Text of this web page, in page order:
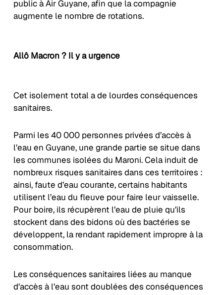
public à Air Guyane, afin que la compagnie
augmente le nombre de rotations.
Allô Macron ? Il y a urgence
Cet isolement total a de lourdes conséquences
sanitaires.
Parmi les 40 000 personnes privées d’accès à
l’eau en Guyane, une grande partie se situe dans
les communes isolées du Maroni. Cela induit de
nombreux risques sanitaires dans ces territoires :
ainsi, faute d’eau courante, certains habitants
utilisent l’eau du fleuve pour faire leur vaisselle.
Pour boire, ils récupèrent l’eau de pluie qu’ils
stockent dans des bidons où des bactéries se
développent, la rendant rapidement impropre à la
consommation.
Les conséquences sanitaires liées au manque
d’accès à l’eau sont doublées des conséquences